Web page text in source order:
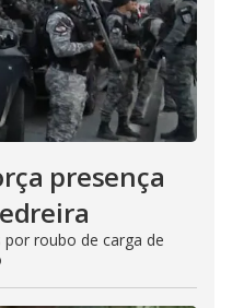
presença
roubo de carga de